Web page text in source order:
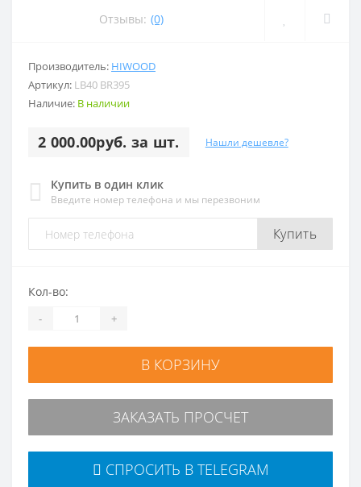
Отзывы: (0)
Производитель: HIWOOD
Артикул: LB40 BR395
Наличие: В наличии
2 000.00руб. за шт. Нашли дешевле?
Купить в один клик
Введите номер телефона и мы перезвоним
Купить
Кол-во:
- +
В КОРЗИНУ
ЗАКАЗАТЬ ПРОСЧЕТ
СПРОСИТЬ В TELEGRAM